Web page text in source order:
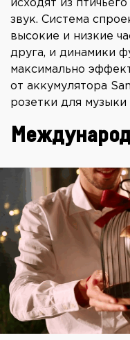
исходят из
звук. Система
высокие и низкие
друга, и динамики
максимально
от аккумулятора
розетки для